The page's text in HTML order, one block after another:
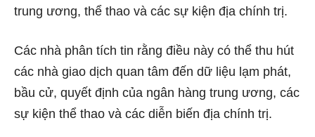
trung ương, thể thao và các sự kiện địa chính trị.
Các nhà phân tích tin rằng điều này có thể thu hút
các nhà giao dịch quan tâm đến dữ liệu lạm phát,
bầu cử, quyết định của ngân hàng trung ương, các
sự kiện thể thao và các diễn biến địa chính trị.